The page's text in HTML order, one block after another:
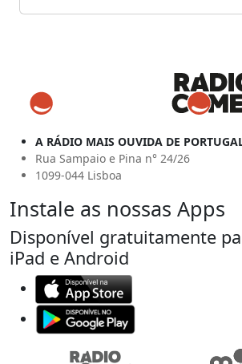
A RÁDIO MAIS OUVIDA DE
Rua Sampaio e Pina n° 24/26
1099-044 Lisboa
Instale as nossas Apps
Disponível gratuitamente
iPad e Android